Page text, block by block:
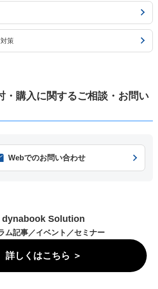
策
・購入に関するご相談・お問い
Webでのお問い合わせ
dynabook Solution
ム記事／イベント／セミナー
詳しくはこちら ＞